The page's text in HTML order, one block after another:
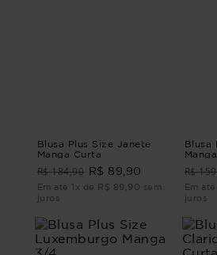
Blusa Plus Size Janete
Manga Curta
R$ 184,90 R$ 89,90
Em até 1x de R$ 89,90 sem
juros
Blusa
R$
Em
juros